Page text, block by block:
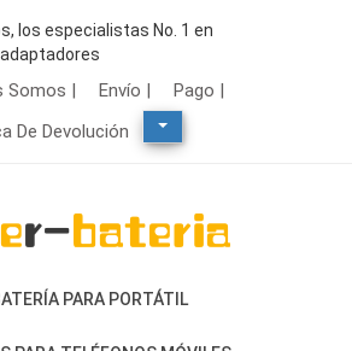
los especialistas No. 1 en
Somos | Envío |
Pago |
De Devolución
PARA PORTÁTIL